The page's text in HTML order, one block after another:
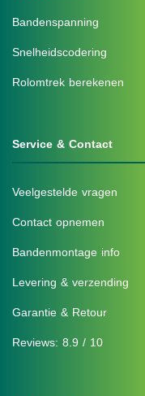
Bandenspanning
Snelheidscodering
Rolomtrek berekenen
Service & Contact
Veelgestelde vragen
Contact opnemen
Bandenmontage info
Levering & verzending
Garantie & Retour
Reviews: 8.9 / 10